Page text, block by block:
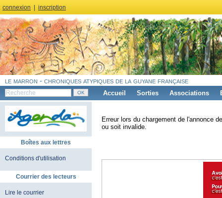
connexion inscription
le marron - chroniques atypiques de la guyane française
Accueil Sorties Associations
Boîtes aux lettres
Conditions d'utilisation
Courrier des lecteurs
Lire le courrier
Erreur lors du chargement de l'annonce
ou soit invalide.